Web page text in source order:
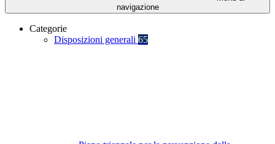
navigazione
Categorie
Disposizioni generali 65